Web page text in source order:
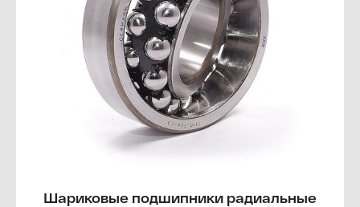
Шариковые подшипники радиальные